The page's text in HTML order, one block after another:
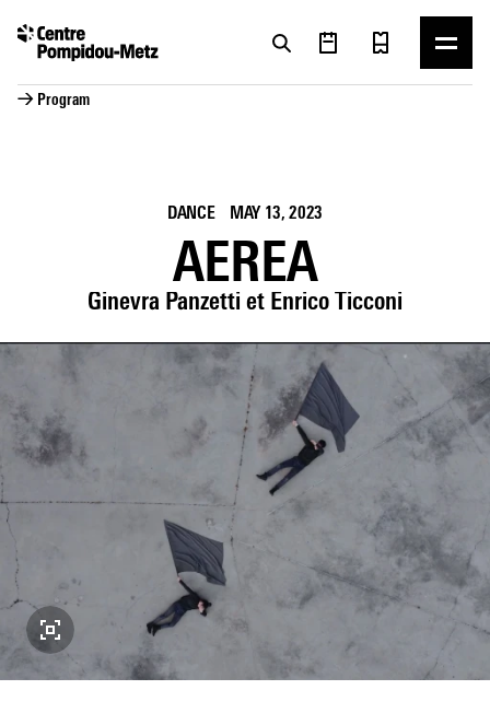
→ Program
DANCE MAY 13, 2023
AEREA
Ginevra Panzetti et Enrico Ticconi